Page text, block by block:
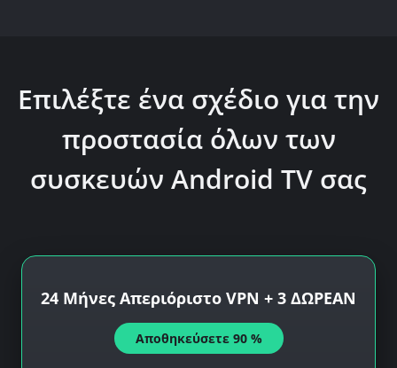
Επιλέξτε ένα σχέδιο για την
προστασία όλων των
συσκευών Android TV σας
24 Μήνες Απεριόριστο VPN + 3 ΔΩΡΕΑΝ
Αποθηκεύσετε 90 %